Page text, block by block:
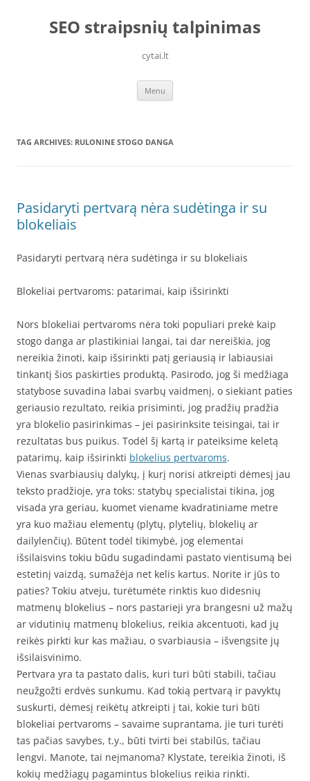
contentSEO straipsnių talpinimas
cytai.lt
Menu
TAG ARCHIVES: RULONINE STOGO DANGA
Pasidaryti pertvarą nėra sudėtinga ir su
blokeliais
Pasidaryti pertvarą nėra sudėtinga ir su blokeliais
Blokeliai pertvaroms: patarimai, kaip išsirinkti
Nors blokeliai pertvaroms nėra toki populiari prekė kaip
stogo danga ar plastikiniai langai, tai dar nereiškia, jog
nereikia žinoti, kaip išsirinkti patį geriausią ir labiausiai
tinkantį šios paskirties produktą. Pasirodo, jog ši medžiaga
statybose suvadina labai svarbų vaidmenį, o siekiant paties
geriausio rezultato, reikia prisiminti, jog pradžių pradžia
yra blokelio pasirinkimas – jei pasirinksite teisingai, tai ir
rezultatas bus puikus. Todėl šį kartą ir pateiksime keletą
patarimų, kaip išsirinkti blokelius pertvaroms.
Vienas svarbiausių dalykų, į kurį norisi atkreipti dėmesį jau
teksto pradžioje, yra toks: statybų specialistai tikina, jog
visada yra geriau, kuomet viename kvadratiniame metre
yra kuo mažiau elementų (plytų, plytelių, blokelių ar
dailylenčių). Būtent todėl tikimybė, jog elementai
išsilaisvins tokiu būdu sugadindami pastato vientisumą bei
estetinį vaizdą, sumažėja net kelis kartus. Norite ir jūs to
paties? Tokiu atveju, turėtumėte rinktis kuo didesnių
matmenų blokelius – nors pastarieji yra brangesni už mažų
ar vidutinių matmenų blokelius, reikia akcentuoti, kad jų
reikės pirkti kur kas mažiau, o svarbiausia – išvengsite jų
išsilaisvinimo.
Pertvara yra ta pastato dalis, kuri turi būti stabili, tačiau
neužgožti erdvės sunkumu. Kad tokią pertvarą ir pavyktų
suskurti, dėmesį reikėtų atkreipti į tai, kokie turi būti
blokeliai pertvaroms – savaime suprantama, jie turi turėti
tas pačias savybes, t.y., būti tvirti bei stabilūs, tačiau
lengvi. Manote, tai neįmanoma? Klystate, tereikia žinoti, iš
kokių medžiagų pagamintus blokelius reikia rinkti.